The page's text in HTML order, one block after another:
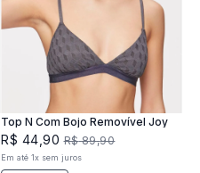
Top N Com Bojo Removível Joy
R$ 44,90 R$ 89,90
Em até 1x sem juros